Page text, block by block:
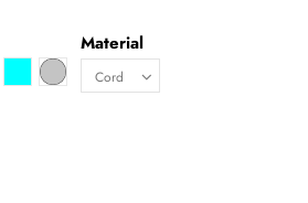
Türkis Hellgrau
Material